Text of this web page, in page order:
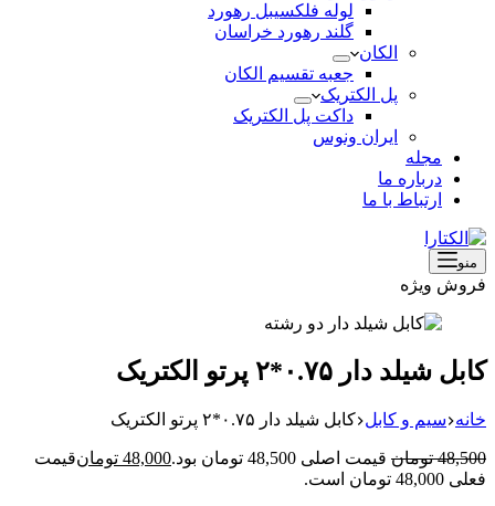
لوله فلکسیبل رهورد
گلند رهورد خراسان
الکان
جعبه تقسیم الکان
پل الکتریک
داکت پل الکتریک
ایران ونوس
مجله
درباره ما
ارتباط با ما
منو
فروش ویژه
کابل شیلد دار ۰.۷۵*۲ پرتو الکتریک
خانه سیم و کابل کابل شیلد دار ۰.۷۵*۲ پرتو الکتریک
48,500 تومان قیمت اصلی 48,500 تومان بود. 48,000 تومانقیمت
فعلی 48,000 تومان است.